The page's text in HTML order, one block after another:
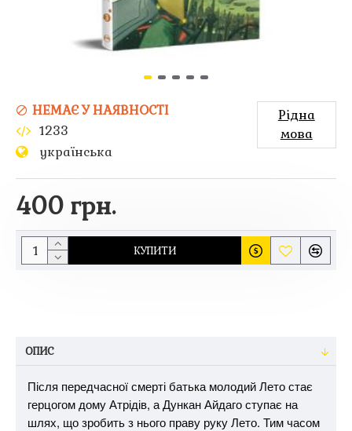
400 грн.
НЕМАЄ У НАЯВНОСТІ
1233
українська
Рідна
мова
КУПИТИ
ОПИС
Після передчасної смерті батька молодий Лето стає
герцогом дому Атрідів, а Дункан Айдаго ступає на
шлях, що зробить з нього праву руку Лето. Тим часом